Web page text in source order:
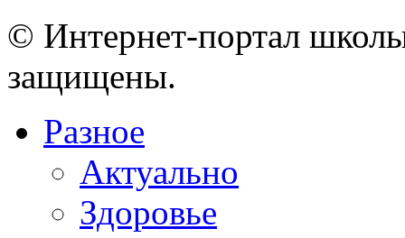
© Интернет-портал
защищены.
Разное
Актуально
Здоровье